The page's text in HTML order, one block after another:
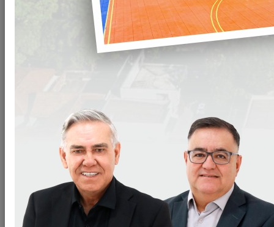
Informativo-VTN-2023-Base-de-Declaracao-
do-ITR-ao-ano-de-2023
Clique
para baixar
Informativo-VTN-2022-Base-de-Declaracao-
do-ITR-ao-ano-de-2022.pdf
Informativo-VTN-2021-Base-de-Declaracao-
do-ITR-ao-ano-de-2021
Clique
para baixar
Informativo-VTN-2020-Base-de-Declaracao-
do-ITR-ao-ano-de-2020
Clique
para baixar